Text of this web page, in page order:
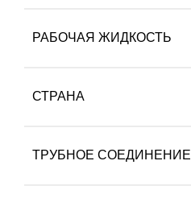
РАБОЧАЯ ЖИДКОСТЬ
СТРАНА
ТРУБНОЕ СОЕДИНЕНИЕ